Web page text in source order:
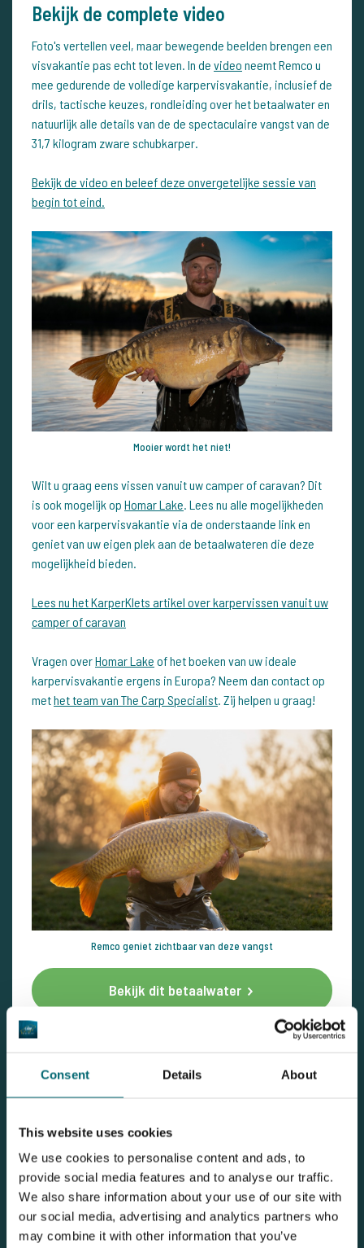
Consent Details About
This website uses cookies
We use cookies to personalise content and ads, to
provide social media features and to analyse our traffic.
We also share information about your use of our site with
our social media, advertising and analytics partners who
may combine it with other information that you’ve
Bekijk de complete video
Foto's vertellen veel, maar bewegende beelden brengen een
visvakantie pas echt tot leven. In de video neemt Remco u
mee gedurende de volledige karpervisvakantie, inclusief de
drils, tactische keuzes, rondleiding over het betaalwater en
natuurlijk alle details van de de spectaculaire vangst van de
31,7 kilogram zware schubkarper.
Bekijk de video en beleef deze onvergetelijke sessie van
begin tot eind.
Mooier wordt het niet!
Wilt u graag eens vissen vanuit uw camper of caravan? Dit
is ook mogelijk op Homar Lake. Lees nu alle mogelijkheden
voor een karpervisvakantie via de onderstaande link en
geniet van uw eigen plek aan de betaalwateren die deze
mogelijkheid bieden.
Lees nu het KarperKlets artikel over karpervissen vanuit uw
camper of caravan
Vragen overHomar Lake of het boeken van uw ideale
karpervisvakantie ergens in Europa? Neem dan contact op
methet team van The Carp Specialist. Zij helpen u graag!
Remco geniet zichtbaar van deze vangst
Bekijk dit betaalwater
26-06-2026